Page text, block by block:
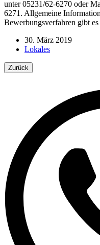
unter 05231/62-6270 oder
6271. Allgemeine
Bewerbungsverfahren gibt
30. März 2019
Lokales